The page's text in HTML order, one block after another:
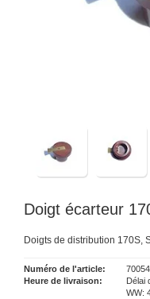
Doigt écarteur
Doigts de distribution 170S,
Numéro de l'article:
70054
Heure de livraison:
Délai
WW: